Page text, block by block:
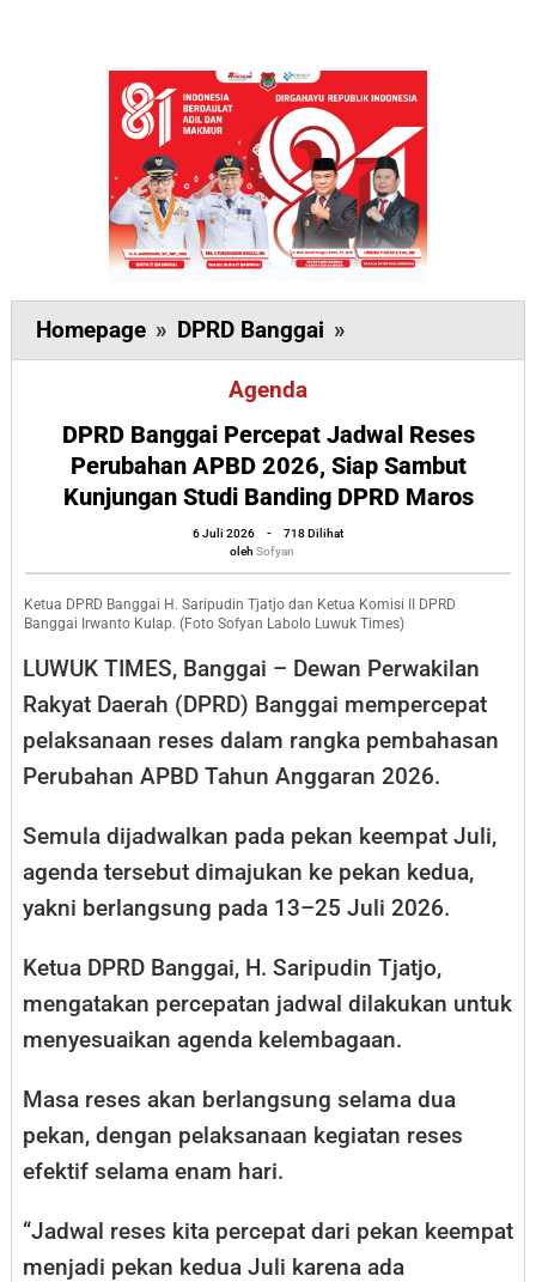
Homepage » DPRD Banggai »
Banggai
Jadwal
Reses
Perubahan
Siap
Sambut
Kunjungan
Studi
Banding
DPRD
Agenda
DPRD Banggai Percepat Jadwal Reses
Perubahan APBD 2026, Siap Sambut
Kunjungan Studi Banding DPRD Maros
6 Juli 2026
oleh
Sofyan
-
718 Dilihat
oleh Sofyan
Ketua DPRD Banggai H. Saripudin Tjatjo dan Ketua Komisi II DPRD
Banggai Irwanto Kulap. (Foto Sofyan Labolo Luwuk Times)
LUWUK TIMES, Banggai – Dewan Perwakilan
Rakyat Daerah (DPRD) Banggai mempercepat
pelaksanaan reses dalam rangka pembahasan
Perubahan APBD Tahun Anggaran 2026.
Semula dijadwalkan pada pekan keempat Juli,
agenda tersebut dimajukan ke pekan kedua,
yakni berlangsung pada 13–25 Juli 2026.
Ketua DPRD Banggai, H. Saripudin Tjatjo,
mengatakan percepatan jadwal dilakukan untuk
menyesuaikan agenda kelembagaan.
Masa reses akan berlangsung selama dua
pekan, dengan pelaksanaan kegiatan reses
efektif selama enam hari.
“Jadwal reses kita percepat dari pekan keempat
menjadi pekan kedua Juli karena ada